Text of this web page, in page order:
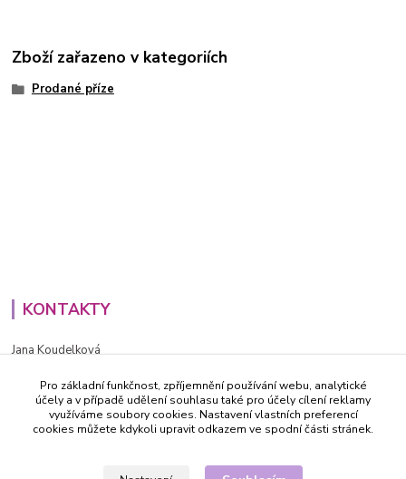
Zboží zařazeno v kategoriích
Prodané příze
KONTAKTY
Jana Koudelková
PO - PÁ (8-16h)
info@decida.cz
Pro základní funkčnost, zpříjemnění používání webu, analytické
účely a v případě udělení souhlasu také pro účely cílení reklamy
využíváme soubory cookies. Nastavení vlastních preferencí
cookies můžete kdykoli upravit odkazem ve spodní části stránek.